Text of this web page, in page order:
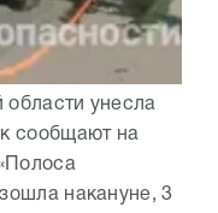
унесла
сообщают на
накануне, 3